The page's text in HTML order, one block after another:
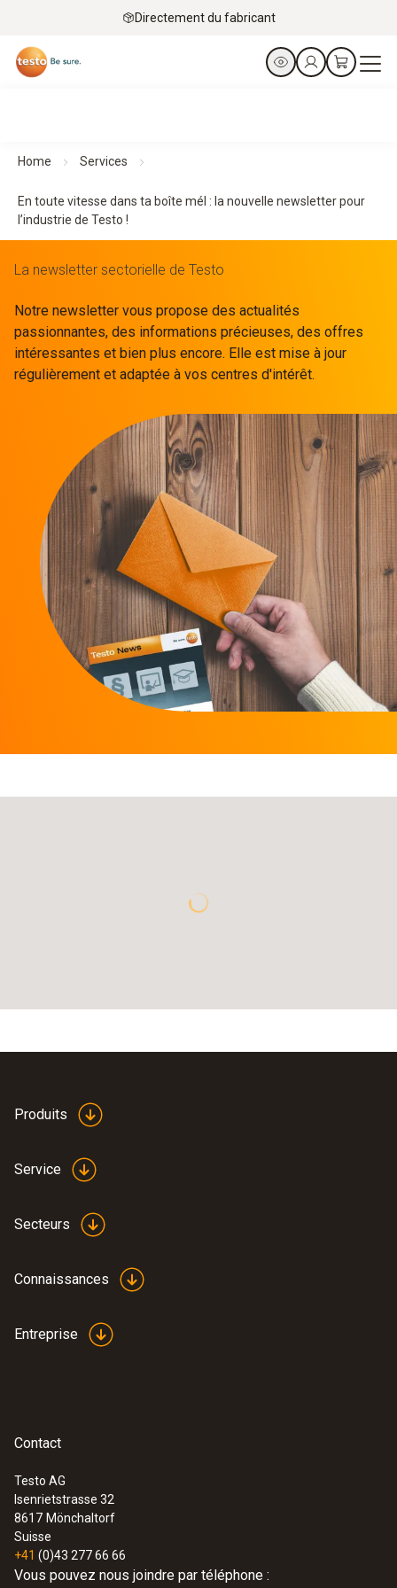
Directement du fabricant
Home Services
En toute vitesse dans ta boîte mél : la nouvelle newsletter pour
l’industrie de Testo !
La newsletter sectorielle de Testo
Notre newsletter vous propose des actualités
passionnantes, des informations précieuses, des offres
intéressantes et bien plus encore. Elle est mise à jour
régulièrement et adaptée à vos centres d'intérêt.
Produits
Service
Secteurs
Connaissances
Entreprise
Contact
Testo AG
Isenrietstrasse 32
8617 Mönchaltorf
Suisse
+41 (0)43 277 66 66
Vous pouvez nous joindre par téléphone :